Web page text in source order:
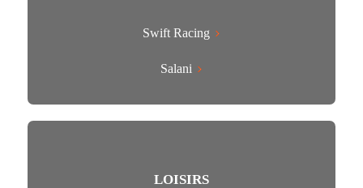
Swift Racing
Salani
LOISIRS